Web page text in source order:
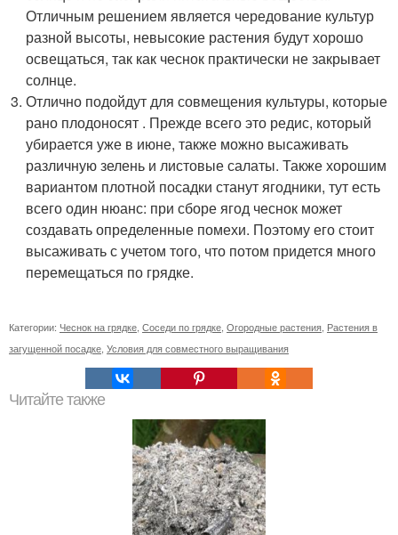
Отличным решением является чередование культур
разной высоты, невысокие растения будут хорошо
освещаться, так как чеснок практически не закрывает
солнце.
Отлично подойдут для совмещения культуры, которые
рано плодоносят . Прежде всего это редис, который
убирается уже в июне, также можно высаживать
различную зелень и листовые салаты. Также хорошим
вариантом плотной посадки станут ягодники, тут есть
всего один нюанс: при сборе ягод чеснок может
создавать определенные помехи. Поэтому его стоит
высаживать с учетом того, что потом придется много
перемещаться по грядке.
Категории: Чеснок на грядке Соседи по грядке Огородные растения Растения в
загущенной посадке Условия для совместного выращивания
Читайте также